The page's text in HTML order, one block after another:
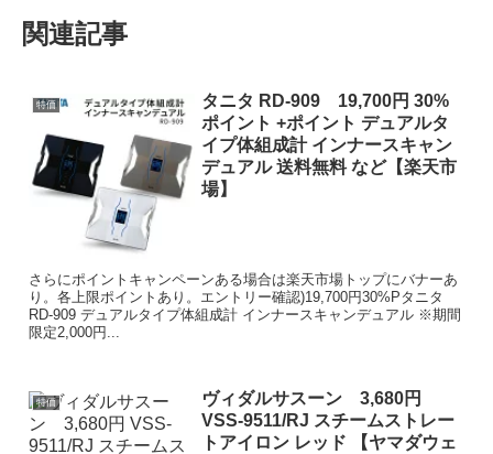
関連記事
特価
タニタ RD-909 19,700円 30%
ポイント +ポイント デュアルタ
イプ体組成計 インナースキャン
デュアル 送料無料 など【楽天市
場】
さらにポイントキャンペーンある場合は楽天市場トップにバナーあ
り。各上限ポイントあり。エントリー確認)19,700円30%Pタニタ
RD-909 デュアルタイプ体組成計 インナースキャンデュアル ※期間
限定2,000円...
特価
ヴィダルサスーン 3,680円
VSS-9511/RJ スチームストレー
トアイロン レッド 【ヤマダウェ